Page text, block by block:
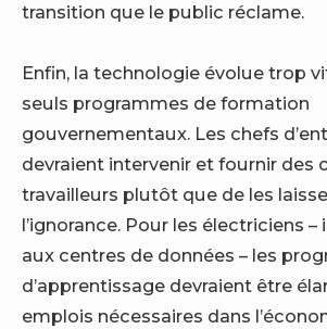
transition que le public réclame.
Enfin, la technologie évolue trop
seuls programmes de formation
gouvernementaux. Les chefs
devraient intervenir et fournir des
travailleurs plutôt que de les
l’ignorance. Pour les électriciens
aux centres de données – les
d’apprentissage devraient être
emplois nécessaires dans